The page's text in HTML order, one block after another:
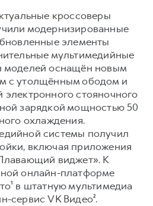
кроссоверы
модернизированные
элементы
мультимедийные
моделей оснащён новым
с утолщённым ободом и
стояночного
зарядкой мощностью 50
охлаждения.
системы получил
включая приложения
виджет». К
онлайн-платформе
в штатную мультимедиа
сервис VK Видео².